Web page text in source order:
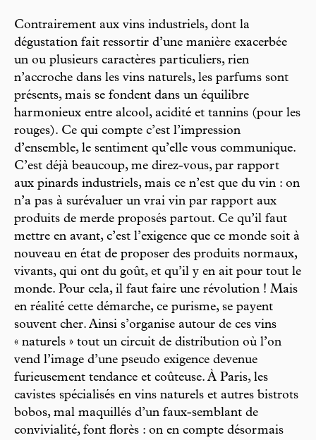
Contrairement aux vins industriels, dont la
dégustation fait ressortir d’une manière exacerbée
un ou plusieurs caractères particuliers, rien
n’accroche dans les vins naturels, les parfums sont
présents, mais se fondent dans un équilibre
harmonieux entre alcool, acidité et tannins (pour les
rouges). Ce qui compte c’est l’impression
d’ensemble, le sentiment qu’elle vous communique.
C’est déjà beaucoup, me direz-vous, par rapport
aux pinards industriels, mais ce n’est que du vin : on
n’a pas à surévaluer un vrai vin par rapport aux
produits de merde proposés partout. Ce qu’il faut
mettre en avant, c’est l’exigence que ce monde soit à
nouveau en état de proposer des produits normaux,
vivants, qui ont du goût, et qu’il y en ait pour tout le
monde. Pour cela, il faut faire une révolution ! Mais
en réalité cette démarche, ce purisme, se payent
souvent cher. Ainsi s’organise autour de ces vins
« naturels » tout un circuit de distribution où l’on
vend l’image d’une pseudo exigence devenue
furieusement tendance et coûteuse. À Paris, les
cavistes spécialisés en vins naturels et autres bistrots
bobos, mal maquillés d’un faux-semblant de
convivialité, font florès : on en compte désormais